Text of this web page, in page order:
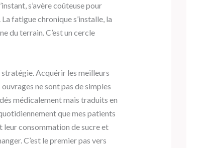
s’avère coûteuse pour
fatigue chronique s’installe, la
du terrain. C’est un cercle
stratégie. Acquérir les meilleurs
ne sont pas de simples
médicalement mais traduits en
que mes patients
leur consommation de sucre et
C’est le premier pas vers